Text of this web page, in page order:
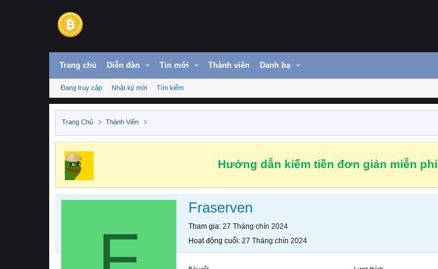
Trang chủ Diễn đàn Tin mới Thành viên Danh bạ
Đang truy cập Nhật ký mới Tìm kiếm
Trang Chủ Thành Viên
Hướng dẫn kiếm tiền đơn giản miễn phí
Fraserven
Tham gia 27 Tháng chín 2024
Hoạt động cuối 27 Tháng chín 2024